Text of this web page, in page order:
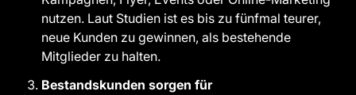
nutzen. Laut Studien ist es bis zu fünfmal teurer,
neue Kunden zu gewinnen, als bestehende
Mitglieder zu halten.
Bestandskunden sorgen für